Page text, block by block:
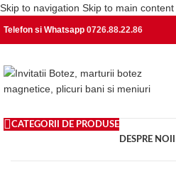
Skip to navigation Skip to main content
Telefon si Whatsapp 0726.88.22.86
CATEGORII DE PRODUSE
DESPRE NOI